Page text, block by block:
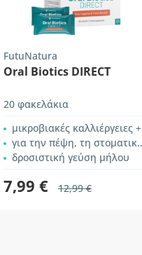
FutuNatura
Oral Biotics DIRECT
20 φακελάκια
μικροβιακές καλλιέργειες + ινουλίνη
για την πέψη, τη στοματική υγιεινή και φρέσκια αναπνοή
δροσιστική γεύση μήλου
7,99 € 12,99 €